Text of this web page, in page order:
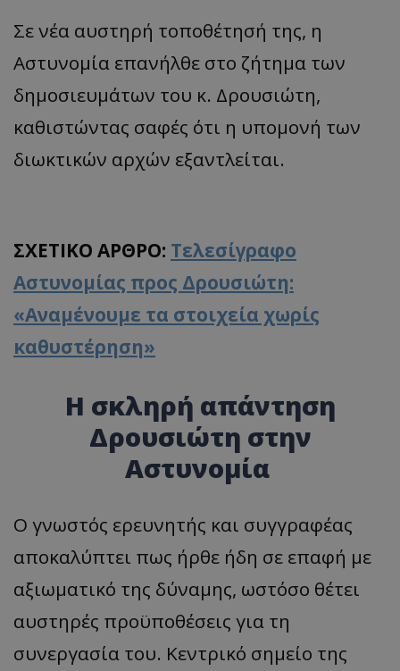
Σε νέα αυστηρή τοποθέτησή της, η
Αστυνομία επανήλθε στο ζήτημα των
δημοσιευμάτων του κ. Δρουσιώτη,
καθιστώντας σαφές ότι η υπομονή των
διωκτικών αρχών εξαντλείται.
ΣΧΕΤΙΚΟ ΑΡΘΡΟ: Τελεσίγραφο
Αστυνομίας προς Δρουσιώτη:
«Αναμένουμε τα στοιχεία χωρίς
καθυστέρηση»
Η σκληρή απάντηση
Δρουσιώτη στην
Αστυνομία
Ο γνωστός ερευνητής και συγγραφέας
αποκαλύπτει πως ήρθε ήδη σε επαφή με
αξιωματικό της δύναμης, ωστόσο θέτει
αυστηρές προϋποθέσεις για τη
συνεργασία του. Κεντρικό σημείο της